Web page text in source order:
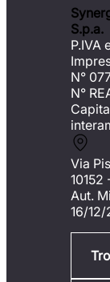
S.p.a.
P.IVA
N°
N°
Via
10152
Aut.
16/